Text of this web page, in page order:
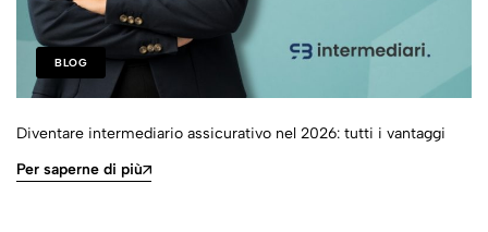
BLOG
Diventare intermediario assicurativo nel 2026: tutti i vantaggi
Per saperne di più